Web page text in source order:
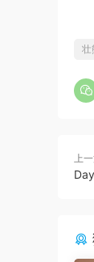
壮
上